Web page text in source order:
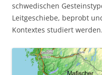
schwedischen
Leitgeschiebe, beprobt
Kontextes studiert werden.